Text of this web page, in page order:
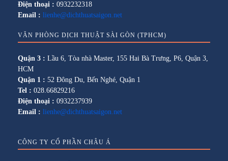
Điện thoại : 0932232318
Email : lienhe@dichthuatsaigon.net
VĂN PHÒNG DỊCH THUẬT SÀI GÒN (TPHCM)
Quận 3 : Lầu 6, Tòa nhà Master, 155 Hai Bà Trưng, P6, Quận 3,
HCM
Quận 1 : 52 Đông Du, Bến Nghé, Quận 1
Tel : 028.66829216
Điện thoại : 0932237939
Email : lienhe@dichthuatsaigon.net
CÔNG TY CỔ PHẦN CHÂU Á